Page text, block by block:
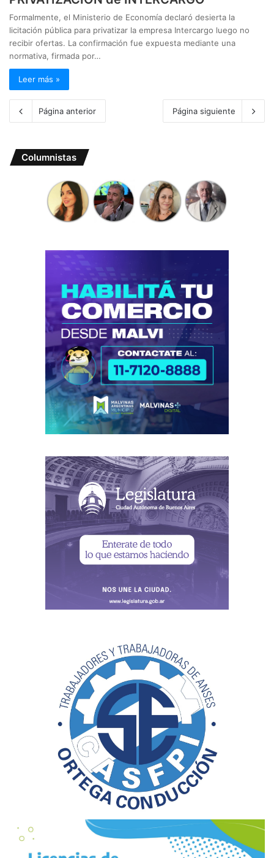
Formalmente, el Ministerio de Economía declaró desierta la
licitación pública para privatizar la empresa Intercargo luego no
recibir ofertas. La confirmación fue expuesta mediante una
normativa, firmada por…
Leer más »
Página anterior Página siguiente
Columnistas